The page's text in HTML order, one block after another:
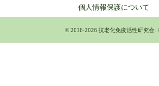
個人情報保護について
© 2016-2026 抗老化免疫活性研究会.